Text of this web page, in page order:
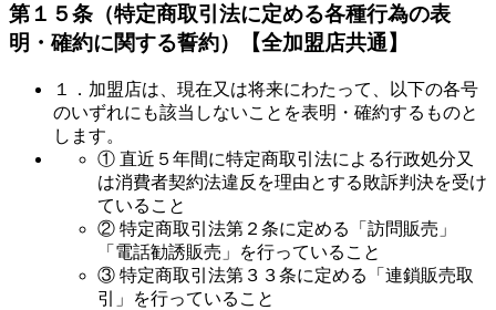
第１５条（特定商取引法に定める各種行為の表
明・確約に関する誓約）
【全加盟店共通】
１．加盟店は、現在又は将来にわたって、以下の各号
のいずれにも該当しないことを表明・確約するものと
します。
① 直近５年間に特定商取引法による行政処分又
は消費者契約法違反を理由とする敗訴判決を受け
ていること
② 特定商取引法第２条に定める「訪問販売」
「電話勧誘販売」を行っていること
③ 特定商取引法第３３条に定める「連鎖販売取
引」を行っていること